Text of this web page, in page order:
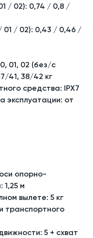
/ 02): 0,74 / 0,8 /
01 / 02): 0,43 / 0,46 /
01, 02 (без/с
41, 38/42 кг
средства: IPX7
эксплуатации: от
опорно-
1,25 м
вылете: 5 кг
транспортного
5 + схват